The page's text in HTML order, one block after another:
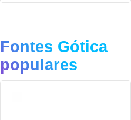
Fontes Gótica
populares